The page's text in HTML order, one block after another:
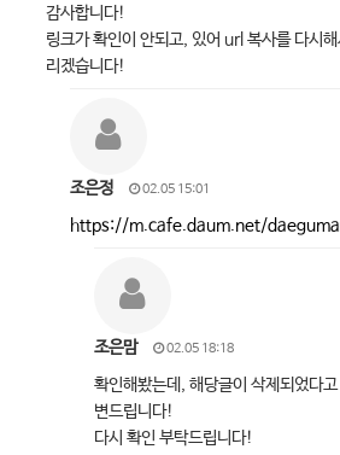
감사합니다!
링크가 확인이 안되고, 있어 url 복사를 다시
리겠습니다!
조은정 02.05 15:01
https://m.cafe.daum.net/
조은맘 02.05 18:18
확인해봤는데, 해당글이 삭제되었다
변드립니다!
다시 확인 부탁드립니다!